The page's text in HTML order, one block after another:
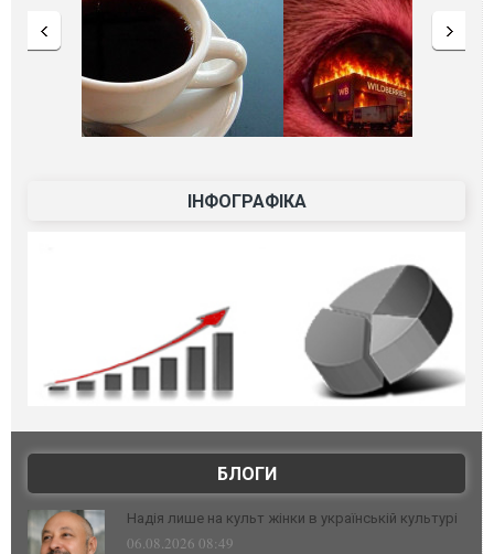
ІНФОГРАФІКА
БЛОГИ
Надія лише на культ жінки в українській культурі
06.08.2026 08:49